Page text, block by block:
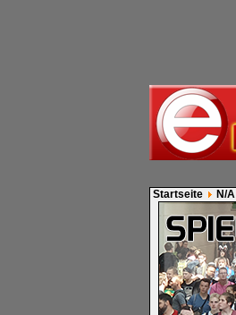
Startseite N/A